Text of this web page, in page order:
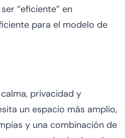
“eficiente” en
para el modelo de
privacidad y
un espacio más amplio,
y una combinación de